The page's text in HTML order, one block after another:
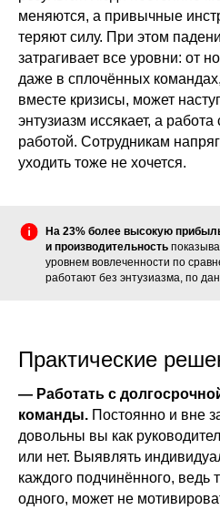
меняются, а привычные
теряют силу. При этом
затрагивает все уровни: от
даже в сплочённых
вместе кризисы, может
энтузиазм иссякает, а
работой. Сотрудникам
уходить тоже не хочется.
На 23% более высокую
и производительность
уровнем вовлеченности по
работают без энтузиазма, по
Практические
— Работать с
команды. Постоянно и вне
довольны вы как
или нет. Выявлять
каждого подчинённого, ведь
одного, может не